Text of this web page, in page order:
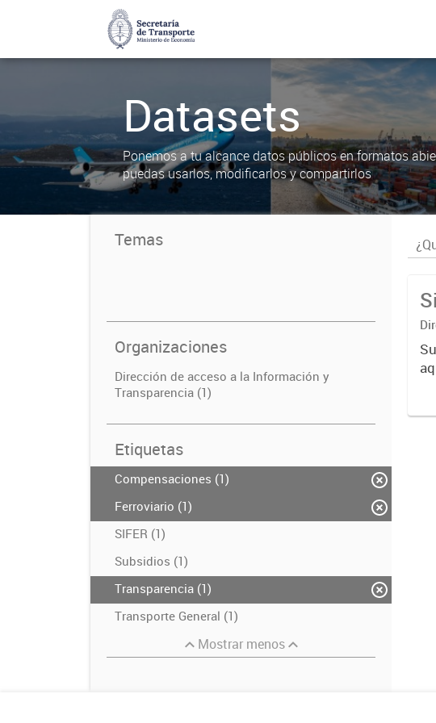
Datasets
Ponemos a tu alcance datos públicos en formatos
puedas usarlos, modificarlos y compartirlos
Temas
Organizaciones
Dirección de acceso a la Información y
Transparencia (1)
Etiquetas
Compensaciones (1)
Ferroviario (1)
SIFER (1)
Subsidios (1)
Transparencia (1)
Transporte General (1)
Mostrar menos